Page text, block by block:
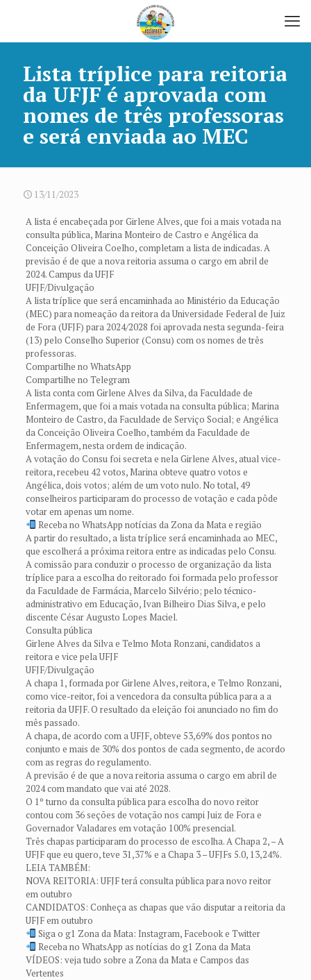
Lista tríplice para reitoria
da UFJF é aprovada com
nomes de três professoras
e será enviada ao MEC
13/11/2023
A lista é encabeçada por Girlene Alves, que foi a mais votada na
consulta pública, Marina Monteiro de Castro e Angélica da
Conceição Oliveira Coelho, completam a lista de indicadas. A
previsão é de que a nova reitoria assuma o cargo em abril de
2024. Campus da UFJF
UFJF/Divulgação
A lista tríplice que será encaminhada ao Ministério da Educação
(MEC) para nomeação da reitora da Universidade Federal de Juiz
de Fora (UFJF) para 2024/2028 foi aprovada nesta segunda-feira
(13) pelo Conselho Superior (Consu) com os nomes de três
professoras.
Compartilhe no WhatsApp
Compartilhe no Telegram
A lista conta com Girlene Alves da Silva, da Faculdade de
Enfermagem, que foi a mais votada na consulta pública; Marina
Monteiro de Castro, da Faculdade de Serviço Social; e Angélica
da Conceição Oliveira Coelho, também da Faculdade de
Enfermagem, nesta ordem de indicação.
A votação do Consu foi secreta e nela Girlene Alves, atual vice-
reitora, recebeu 42 votos, Marina obteve quatro votos e
Angélica, dois votos; além de um voto nulo. No total, 49
conselheiros participaram do processo de votação e cada pôde
votar em apenas um nome.
Receba no WhatsApp notícias da Zona da Mata e região
A partir do resultado, a lista tríplice será encaminhada ao MEC,
que escolherá a próxima reitora entre as indicadas pelo Consu.
A comissão para conduzir o processo de organização da lista
tríplice para a escolha do reitorado foi formada pelo professor
da Faculdade de Farmácia, Marcelo Silvério; pelo técnico-
administrativo em Educação, Ivan Bilheiro Dias Silva, e pelo
discente César Augusto Lopes Maciel.
Consulta pública
Girlene Alves da Silva e Telmo Mota Ronzani, candidatos a
reitora e vice pela UFJF
UFJF/Divulgação
A chapa 1, formada por Girlene Alves, reitora, e Telmo Ronzani,
como vice-reitor, foi a vencedora da consulta pública para a a
reitoria da UFJF. O resultado da eleição foi anunciado no fim do
mês passado.
A chapa, de acordo com a UFJF, obteve 53,69% dos pontos no
conjunto e mais de 30% dos pontos de cada segmento, de acordo
com as regras do regulamento.
A previsão é de que a nova reitoria assuma o cargo em abril de
2024 com mandato que vai até 2028.
O 1º turno da consulta pública para escolha do novo reitor
contou com 36 seções de votação nos campi Juiz de Fora e
Governador Valadares em votação 100% presencial.
Três chapas participaram do processo de escolha. A Chapa 2, – A
UFJF que eu quero, teve 31,37% e a Chapa 3 – UFJFs 5.0, 13,24%.
LEIA TAMBÉM:
NOVA REITORIA: UFJF terá consulta pública para novo reitor
em outubro
CANDIDATOS: Conheça as chapas que vão disputar a reitoria da
UFJF em outubro
Siga o g1 Zona da Mata: Instagram, Facebook e Twitter
Receba no WhatsApp as notícias do g1 Zona da Mata
VÍDEOS: veja tudo sobre a Zona da Mata e Campos das
Vertentes